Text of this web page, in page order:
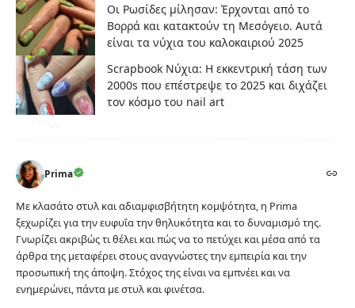
Οι Ρωσίδες μίλησαν: Έρχονται από το
Βορρά και κατακτούν τη Μεσόγειο. Αυτά
είναι τα νύχια του καλοκαιριού 2025
Scrapbook Νύχια: Η εκκεντρική τάση των
2000s που επέστρεψε το 2025 και διχάζει
τον κόσμο του nail art
Prima
Με κλασάτο στυλ και αδιαμφισβήτητη κομψότητα, η Prima
ξεχωρίζει για την ευφυΐα την θηλυκότητα και το δυναμισμό της.
Γνωρίζει ακριβώς τι θέλει και πώς να το πετύχει και μέσα από τα
άρθρα της μεταφέρει στους αναγνώστες την εμπειρία και την
προσωπική της άποψη. Στόχος της είναι να εμπνέει και να
ενημερώνει, πάντα με στυλ και φινέτσα.